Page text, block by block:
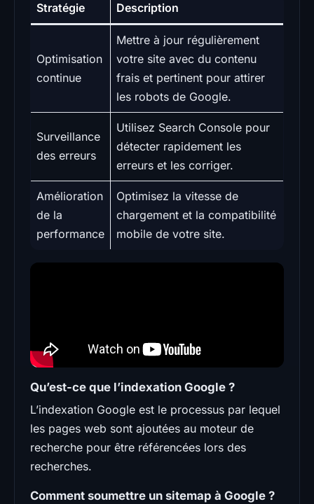
Stratégie Description
Optimisation
continue
Mettre à jour régulièrement
votre site avec du contenu
frais et pertinent pour attirer
les robots de Google.
Surveillance
des erreurs
Utilisez Search Console pour
détecter rapidement les
erreurs et les corriger.
Amélioration
de la
performance
Optimisez la vitesse de
chargement et la compatibilité
mobile de votre site.
Qu’est-ce que l’indexation Google ?
L’indexation Google est le processus par lequel
les pages web sont ajoutées au moteur de
recherche pour être référencées lors des
recherches.
Comment soumettre un sitemap à Google ?